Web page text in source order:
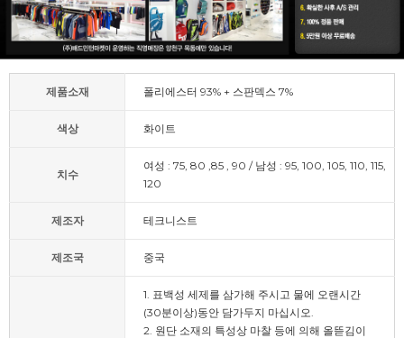
제품소재 폴리에스터 93% + 스판덱스 7%
색상 화이트
치수
여성 : 75, 80 ,85 , 90 / 남성 : 95, 100, 105, 110, 115,
120
제조자 테크니스트
제조국 중국
1. 표백성 세제를 삼가해 주시고 물에 오랜시간
(30분이상)동안 담가두지 마십시오.
2. 원단 소재의 특성상 마찰 등에 의해 올뜯김이